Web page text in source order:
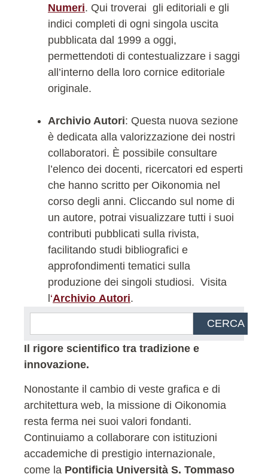
Numeri. Qui troverai gli editoriali e gli
indici completi di ogni singola uscita
pubblicata dal 1999 a oggi,
permettendoti di contestualizzare i saggi
all’interno della loro cornice editoriale
originale.
Archivio Autori: Questa nuova sezione
è dedicata alla valorizzazione dei nostri
collaboratori. È possibile consultare
l’elenco dei docenti, ricercatori ed esperti
che hanno scritto per Oikonomia nel
corso degli anni. Cliccando sul nome di
un autore, potrai visualizzare tutti i suoi
contributi pubblicati sulla rivista,
facilitando studi bibliografici e
approfondimenti tematici sulla
produzione dei singoli studiosi. Visita
l‘Archivio Autori.
CERCA
Il rigore scientifico tra tradizione e
innovazione.
Nonostante il cambio di veste grafica e di
architettura web, la missione di Oikonomia
resta ferma nei suoi valori fondanti.
Continuiamo a collaborare con istituzioni
accademiche di prestigio internazionale,
come la Pontificia Università S. Tommaso